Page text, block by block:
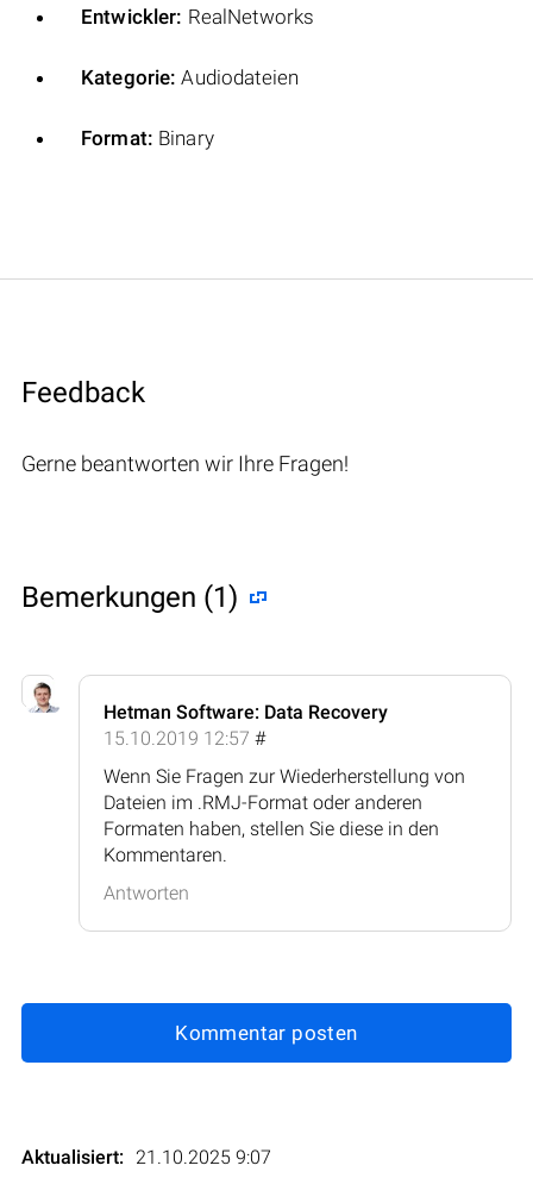
Entwickler: RealNetworks
Kategorie: Audiodateien
Format: Binary
Feedback
Gerne beantworten wir Ihre Fragen!
Bemerkungen (1)
Hetman Software: Data Recovery
15.10.2019 12:57 #
Wenn Sie Fragen zur Wiederherstellung von
Dateien im .RMJ-Format oder anderen
Formaten haben, stellen Sie diese in den
Kommentaren.
Antworten
Kommentar posten
Aktualisiert: 21.10.2025 9:07